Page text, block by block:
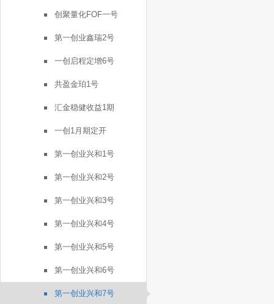
创聚量化FOF一号
第一创业鑫瑞2号
一创启程定增6号
共盈金珀1号
汇金稳健收益1期
一创1月期定开
第一创业兴和1号
第一创业兴和2号
第一创业兴和3号
第一创业兴和4号
第一创业兴和5号
第一创业兴和6号
第一创业兴和7号